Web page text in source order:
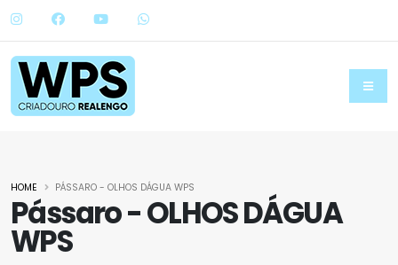
Pássaro - OLHOS DÁGUA
WPS
HOME PÁSSARO - OLHOS DÁGUA WPS